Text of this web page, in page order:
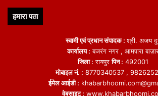
हमारा पता
स्वामी एवं प्रधान संपादक :श्री. अजय
कार्यालय : बजरंग नगर , आमपारा
जिला : रायपुरपिन : 492001
मोबाइल नं. : 8770340537 ,
ईमेल आईडी :
वेबसाइट :